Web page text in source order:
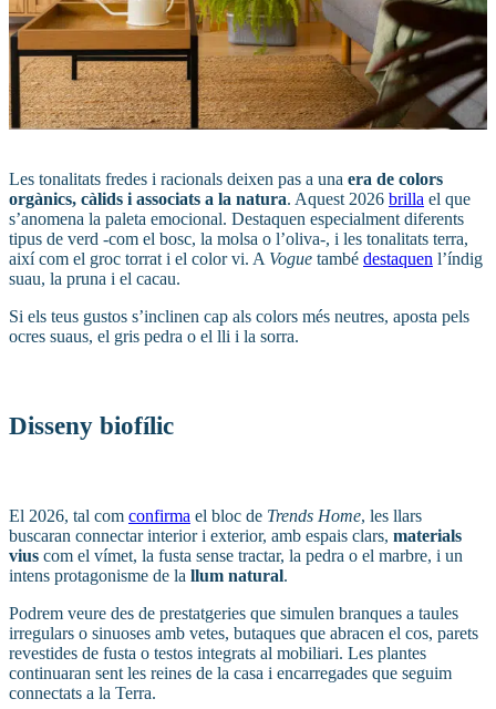
Les tonalitats fredes i racionals deixen pas a una era de colors
orgànics, càlids i associats a la natura. Aquest 2026 brilla el que
s’anomena la paleta emocional. Destaquen especialment diferents
tipus de verd -com el bosc, la molsa o l’oliva-, i les tonalitats terra,
així com el groc torrat i el color vi. A Vogue també destaquen l’índig
suau, la pruna i el cacau.
Si els teus gustos s’inclinen cap als colors més neutres, aposta pels
ocres suaus, el gris pedra o el lli i la sorra.
Disseny biofílic
El 2026, tal com confirma el bloc de Trends Home, les llars
buscaran connectar interior i exterior, amb espais clars, materials
vius com el vímet, la fusta sense tractar, la pedra o el marbre, i un
intens protagonisme de la llum natural.
Podrem veure des de prestatgeries que simulen branques a taules
irregulars o sinuoses amb vetes, butaques que abracen el cos, parets
revestides de fusta o testos integrats al mobiliari. Les plantes
continuaran sent les reines de la casa i encarregades que seguim
connectats a la Terra.